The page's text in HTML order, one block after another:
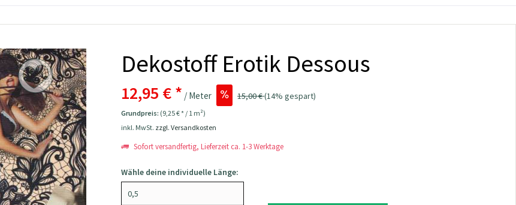
Dekostoff Erotik Dessous
12,95 € * / Meter 15,00 €(14% gespart)
Grundpreis: (9,25 € * / 1 m²)
inkl. MwSt. zzgl. Versandkosten
Sofort versandfertig, Lieferzeit ca. 1-3 Werktage
Wähle deine individuelle Länge: